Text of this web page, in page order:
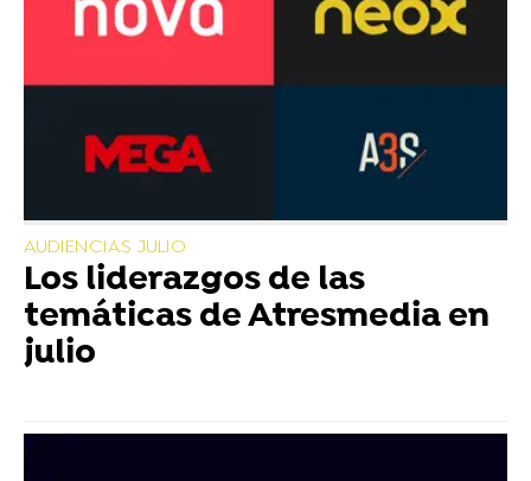
AUDIENCIAS JULIO
Los liderazgos de las
temáticas de Atresmedia en
julio